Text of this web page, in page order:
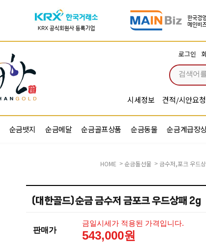
로그인
시세정보 견적/시안요청
순금뱃지 순금메달 순금골프상품 순금동물 순금계급장
HOME > 순금돌선물 > 금수저,포크 우드
(대한골드)순금 금수저 금포크 우드상패 2g
판매가
금일시세가 적용된 가격입니다.
543,000원